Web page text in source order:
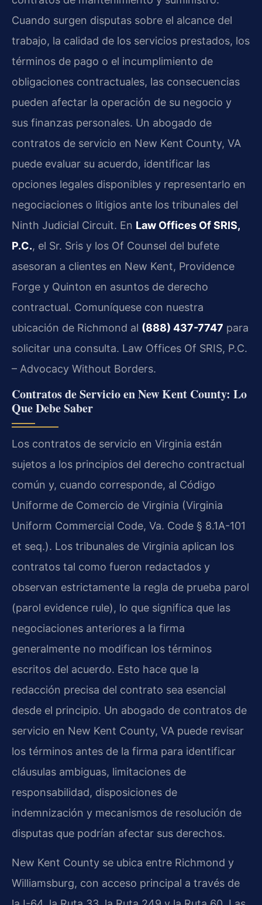
Cuando surgen disputas sobre el alcance del
trabajo, la calidad de los servicios prestados, los
términos de pago o el incumplimiento de
obligaciones contractuales, las consecuencias
pueden afectar la operación de su negocio y
sus finanzas personales. Un abogado de
contratos de servicio en New Kent County, VA
puede evaluar su acuerdo, identificar las
opciones legales disponibles y representarlo en
negociaciones o litigios ante los tribunales del
Ninth Judicial Circuit. En Law Offices Of SRIS,
P.C., el Sr. Sris y los Of Counsel del bufete
asesoran a clientes en New Kent, Providence
Forge y Quinton en asuntos de derecho
contractual. Comuníquese con nuestra
ubicación de Richmond al (888) 437-7747 para
solicitar una consulta. Law Offices Of SRIS, P.C.
– Advocacy Without Borders.
Contratos de Servicio en New Kent County: Lo
Que Debe Saber
Los contratos de servicio en Virginia están
sujetos a los principios del derecho contractual
común y, cuando corresponde, al Código
Uniforme de Comercio de Virginia (Virginia
Uniform Commercial Code, Va. Code § 8.1A-101
et seq.). Los tribunales de Virginia aplican los
contratos tal como fueron redactados y
observan estrictamente la regla de prueba parol
(parol evidence rule), lo que significa que las
negociaciones anteriores a la firma
generalmente no modifican los términos
escritos del acuerdo. Esto hace que la
redacción precisa del contrato sea esencial
desde el principio. Un abogado de contratos de
servicio en New Kent County, VA puede revisar
los términos antes de la firma para identificar
cláusulas ambiguas, limitaciones de
responsabilidad, disposiciones de
indemnización y mecanismos de resolución de
disputas que podrían afectar sus derechos.
New Kent County se ubica entre Richmond y
Williamsburg, con acceso principal a través de